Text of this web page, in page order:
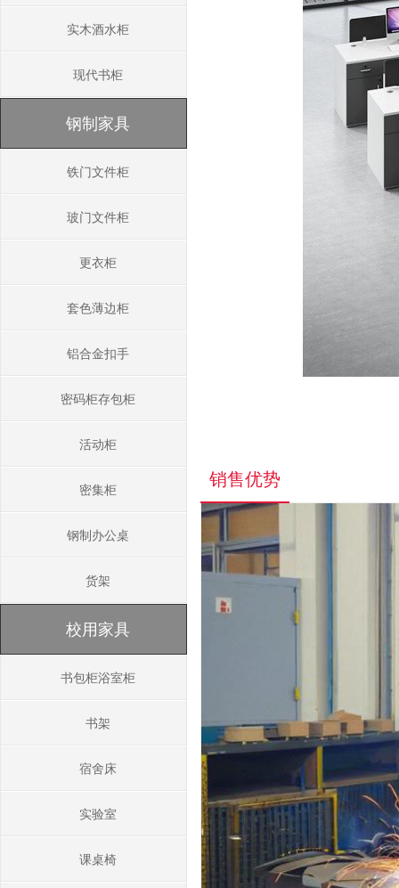
实木酒水柜
现代书柜
钢制家具
铁门文件柜
玻门文件柜
更衣柜
套色薄边柜
铝合金扣手
密码柜存包柜
活动柜
密集柜
钢制办公桌
货架
校用家具
书包柜浴室柜
书架
宿舍床
实验室
课桌椅
销售优势